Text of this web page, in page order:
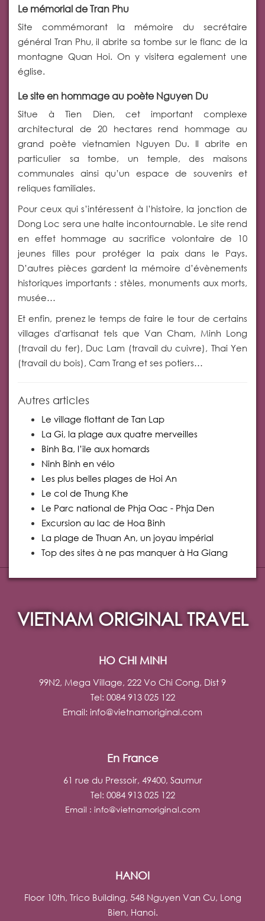
Le mémorial de Tran Phu
Site commémorant la mémoire du secrétaire
général Tran Phu, il abrite sa tombe sur le flanc de la
montagne Quan Hoi. On y visitera egalement une
église.
Le site en hommage au poète Nguyen Du
Situe à Tien Dien, cet important complexe
architectural de 20 hectares rend hommage au
grand poète vietnamien Nguyen Du. Il abrite en
particulier sa tombe, un temple, des maisons
communales ainsi qu’un espace de souvenirs et
reliques familiales.
Pour ceux qui s’intéressent à l’histoire, la jonction de
Dong Loc sera une halte incontournable. Le site rend
en effet hommage au sacrifice volontaire de 10
jeunes filles pour protéger la paix dans le Pays.
D’autres pièces gardent la mémoire d’évènements
historiques importants : stèles, monuments aux morts,
musée…
Et enfin, prenez le temps de faire le tour de certains
villages d'artisanat tels que Van Cham, Minh Long
(travail du fer), Duc Lam (travail du cuivre), Thai Yen
(travail du bois), Cam Trang et ses potiers…
Autres articles
Le village flottant de Tan Lap
La Gi, la plage aux quatre merveilles
Binh Ba, l’ile aux homards
Ninh Binh en vélo
Les plus belles plages de Hoi An
Le col de Thung Khe
Le Parc national de Phja Oac - Phja Den
Excursion au lac de Hoa Binh
La plage de Thuan An, un joyau impérial
Top des sites à ne pas manquer à Ha Giang
VIETNAM ORIGINAL TRAVEL
HO CHI MINH
99N2, Mega Village, 222 Vo Chi Cong, Dist 9
Tel: 0084 913 025 122
Email: info@vietnamoriginal.com
En France
61 rue du Pressoir, 49400, Saumur
Tel: 0084 913 025 122
Email : info@vietnamoriginal.com
HANOI
Floor 10th, Trico Building, 548 Nguyen Van Cu, Long
Bien, Hanoi.